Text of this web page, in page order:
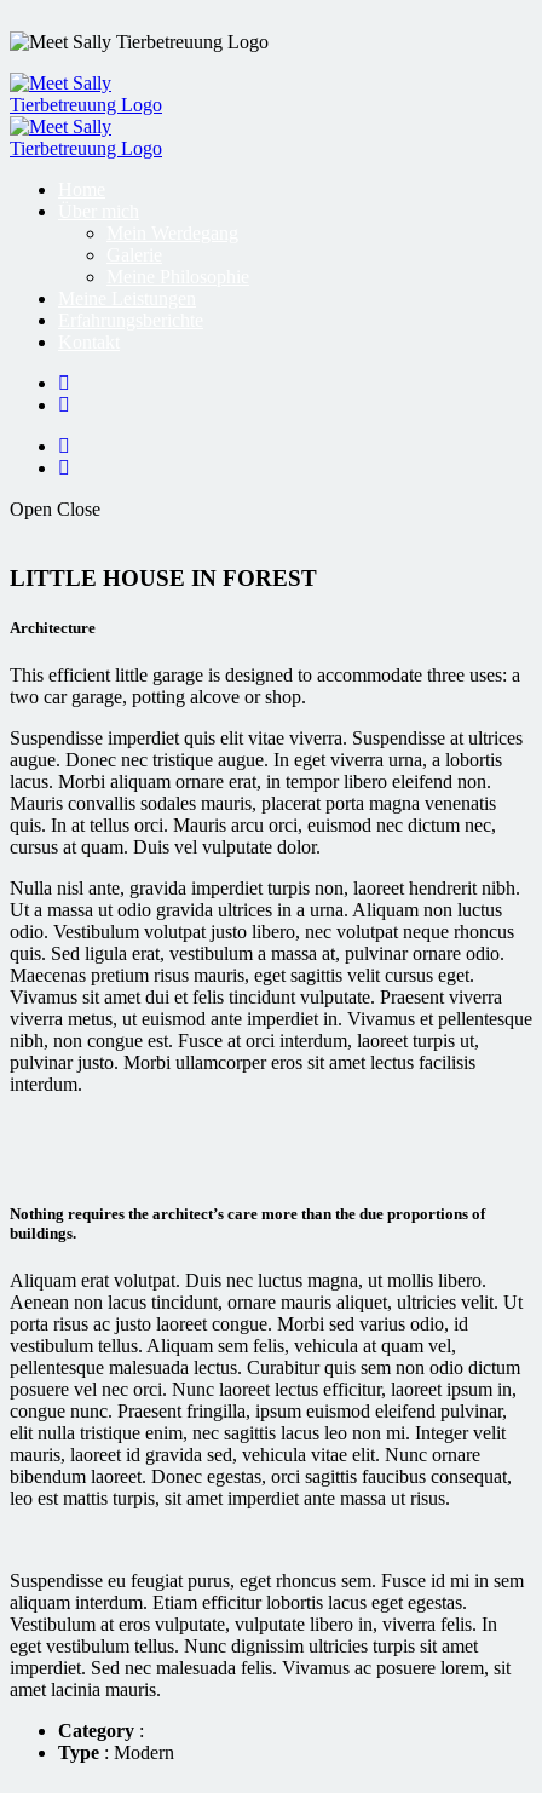
Open Close
LITTLE HOUSE IN FOREST
Architecture
This efficient little garage is designed to accommodate three uses: a
two car garage, potting alcove or shop.
Suspendisse imperdiet quis elit vitae viverra. Suspendisse at ultrices
augue. Donec nec tristique augue. In eget viverra urna, a lobortis
lacus. Morbi aliquam ornare erat, in tempor libero eleifend non.
Mauris convallis sodales mauris, placerat porta magna venenatis
quis. In at tellus orci. Mauris arcu orci, euismod nec dictum nec,
cursus at quam. Duis vel vulputate dolor.
Nulla nisl ante, gravida imperdiet turpis non, laoreet hendrerit nibh.
Ut a massa ut odio gravida ultrices in a urna. Aliquam non luctus
odio. Vestibulum volutpat justo libero, nec volutpat neque rhoncus
quis. Sed ligula erat, vestibulum a massa at, pulvinar ornare odio.
Maecenas pretium risus mauris, eget sagittis velit cursus eget.
Vivamus sit amet dui et felis tincidunt vulputate. Praesent viverra
viverra metus, ut euismod ante imperdiet in. Vivamus et pellentesque
nibh, non congue est. Fusce at orci interdum, laoreet turpis ut,
pulvinar justo. Morbi ullamcorper eros sit amet lectus facilisis
interdum.
Nothing requires the architect’s care more than the due proportions of
buildings.
Aliquam erat volutpat. Duis nec luctus magna, ut mollis libero.
Aenean non lacus tincidunt, ornare mauris aliquet, ultricies velit. Ut
porta risus ac justo laoreet congue. Morbi sed varius odio, id
vestibulum tellus. Aliquam sem felis, vehicula at quam vel,
pellentesque malesuada lectus. Curabitur quis sem non odio dictum
posuere vel nec orci. Nunc laoreet lectus efficitur, laoreet ipsum in,
congue nunc. Praesent fringilla, ipsum euismod eleifend pulvinar,
elit nulla tristique enim, nec sagittis lacus leo non mi. Integer velit
mauris, laoreet id gravida sed, vehicula vitae elit. Nunc ornare
bibendum laoreet. Donec egestas, orci sagittis faucibus consequat,
leo est mattis turpis, sit amet imperdiet ante massa ut risus.
Suspendisse eu feugiat purus, eget rhoncus sem. Fusce id mi in sem
aliquam interdum. Etiam efficitur lobortis lacus eget egestas.
Vestibulum at eros vulputate, vulputate libero in, viverra felis. In
eget vestibulum tellus. Nunc dignissim ultricies turpis sit amet
imperdiet. Sed nec malesuada felis. Vivamus ac posuere lorem, sit
amet lacinia mauris.
Category :
Type : Modern